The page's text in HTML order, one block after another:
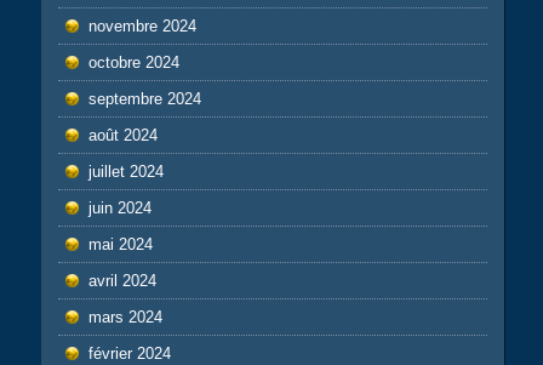
novembre 2024
octobre 2024
septembre 2024
août 2024
juillet 2024
juin 2024
mai 2024
avril 2024
mars 2024
février 2024